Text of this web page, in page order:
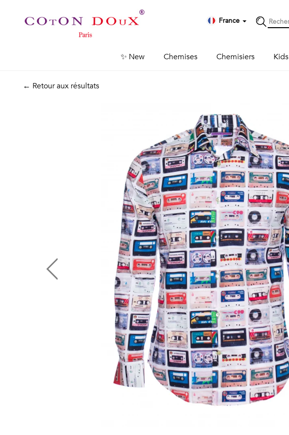
France
✨ New Chemises Chemisiers Kids
← Retour aux résultats